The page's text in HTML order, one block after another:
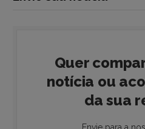
Quer
notícia ou
da sua
Envie para a